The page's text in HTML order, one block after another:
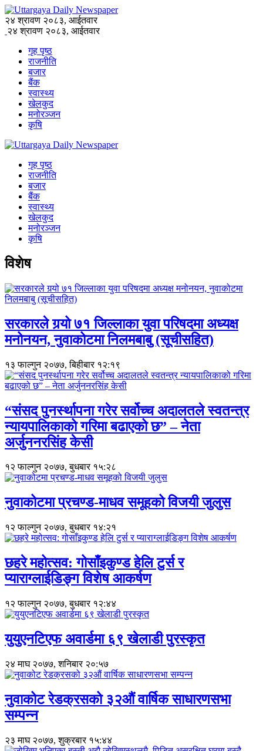
२४ श्रावण २०८३, आईतवार
२४ श्रावण २०८३, आईतवार
गृह पृष्ठ
राजनीति
बजार
बैंक
स्वास्थ्य
खेलकुद
मनोरञ्जन
कृषि
गृह पृष्ठ
राजनीति
बजार
बैंक
स्वास्थ्य
खेलकुद
मनोरञ्जन
कृषि
विशेष
सरकारले गर्‍यो ७१ जिल्लाका युवा परिषदमा अध्यक्ष
मनोनयन, नुवाकोटमा निलमबाबु (सूचीसहित)
१३ फाल्गुन २०७७, बिहीबार १२:१९
“संसद पुनर्स्थापना गरेर सर्वोच्च अदालतले स्वतन्त्र
न्यायपालिकाको गरिमा बढाएको छ” – नेता
अर्जुननरसिंह केसी
१२ फाल्गुन २०७७, बुधबार १५:२८
नुवाकोटमा प्रचण्ड-माधव समूहको विजयी जुलुस
१२ फाल्गुन २०७७, बुधबार १४:२१
छहरे महोत्सव: गोसाँइकुण्ड हेलि टुर्स र
प्याराग्लाईडिङ्ग विशेष आकर्षण
१२ फाल्गुन २०७७, बुधबार १२:४४
युयुएनटिएफ अवार्डमा ६९ खेलाडी पुरस्कृत
२४ माघ २०७७, शनिबार २०:५७
नुवाकोट रेडक्रसको ३२औं वार्षिक साधारणसभा
सम्पन्न
२३ माघ २०७७, शुक्रबार १५:४४